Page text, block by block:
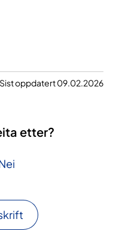
Sist oppdatert 09.02.2026
etter?